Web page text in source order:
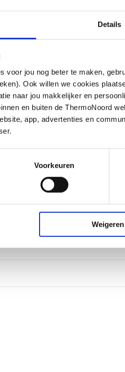
Details
voor jou nog beter te maken,
Ook willen we cookies
naar jou makkelijker en
en buiten de ThermoNoord
app, advertenties en
Voorkeuren
Weigeren
180 graden